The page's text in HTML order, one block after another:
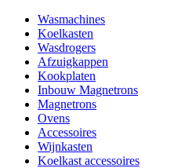
Wasmachines
Koelkasten
Wasdrogers
Afzuigkappen
Kookplaten
Inbouw Magnetrons
Magnetrons
Ovens
Accessoires
Wijnkasten
Koelkast accessoires